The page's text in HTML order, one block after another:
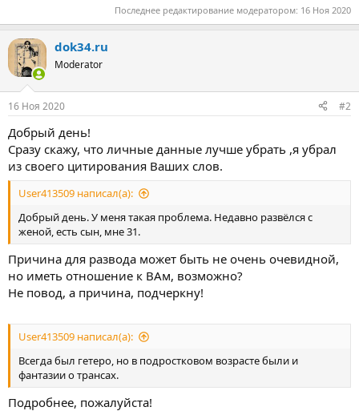
Последнее редактирование модератором: 16 Ноя 2020
dok34.ru
Moderator
16 Ноя 2020 #2
Добрый день!
Сразу скажу, что личные данные лучше убрать ,я убрал
из своего цитирования Ваших слов.
User413509 написал(а):
Добрый день. У меня такая проблема. Недавно развёлся с
женой, есть сын, мне 31.
Причина для развода может быть не очень очевидной,
но иметь отношение к ВАм, возможно?
Не повод, а причина, подчеркну!
User413509 написал(а):
Всегда был гетеро, но в подростковом возрасте были и
фантазии о трансах.
Подробнее, пожалуйста!